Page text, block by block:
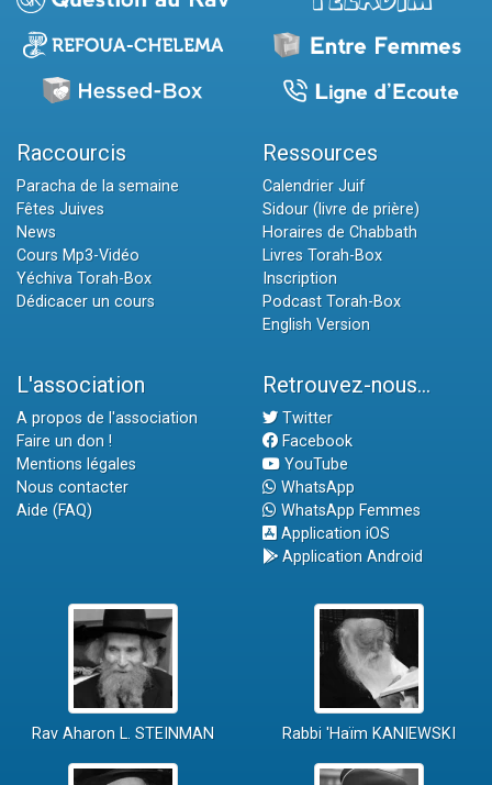
Raccourcis
Paracha de la semaine
Fêtes Juives
News
Cours Mp3-Vidéo
Yéchiva Torah-Box
Dédicacer un cours
Ressources
Calendrier Juif
Sidour (livre de prière)
Horaires de Chabbath
Livres Torah-Box
Inscription
Podcast Torah-Box
English Version
L'association
A propos de l'association
Faire un don !
Mentions légales
Nous contacter
Aide (FAQ)
Retrouvez-nous...
Twitter
Facebook
YouTube
WhatsApp
WhatsApp Femmes
Application iOS
Application Android
Rav Aharon L. STEINMAN Rabbi 'Haïm KANIEWSKI